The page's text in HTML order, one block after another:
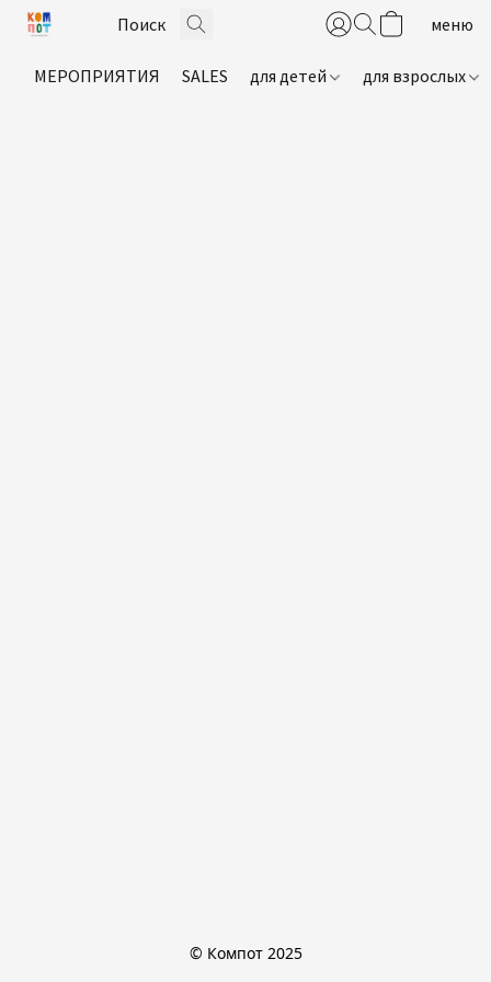
МЕРОПРИЯТИЯ SALES для детей для взрослых
© Компот 2025